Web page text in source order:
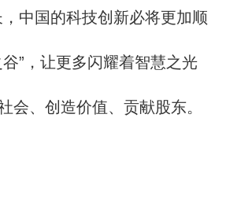
中国的科技创新必将更加顺
”，让更多闪耀着智慧之光
会、创造价值、贡献股东。